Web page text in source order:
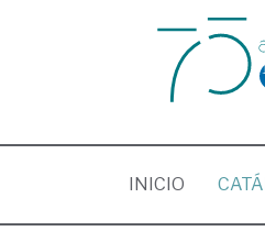
INICIO